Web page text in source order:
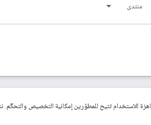
منتدى
للاستخدام تتيح للمطوّرين إمكانية التخصيص والتحكّم.